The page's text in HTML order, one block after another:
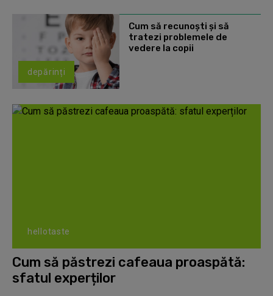
depărinți
Cum să recunoști și să
tratezi problemele de
vedere la copii
hellotaste
Cum să păstrezi cafeaua proaspătă:
sfatul experților